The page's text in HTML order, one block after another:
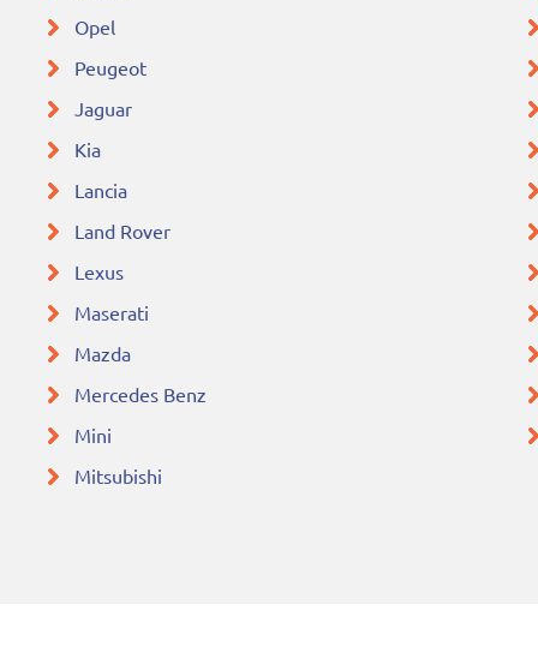
Opel
Peugeot
Jaguar
Kia
Lancia
Land Rover
Lexus
Maserati
Mazda
Mercedes Benz
Mini
Mitsubishi